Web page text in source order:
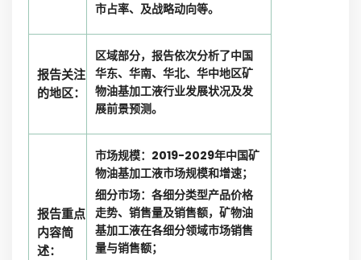
市占率、及战略动向等。
报告关注
的地区：
区域部分，报告依次分析了中国
华东、华南、华北、华中地区矿
物油基加工液行业发展状况及发
展前景预测。
报告重点
内容简
述：
市场规模：2019-2029年中国矿
物油基加工液市场规模和增速；
细分市场：各细分类型产品价格
走势、销售量及销售额，矿物油
基加工液在各细分领域市场销售
量与销售额；